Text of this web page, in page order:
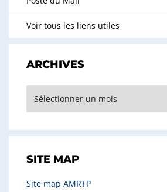
Voir tous les liens utiles
ARCHIVES
SITE MAP
Site map AMRTP